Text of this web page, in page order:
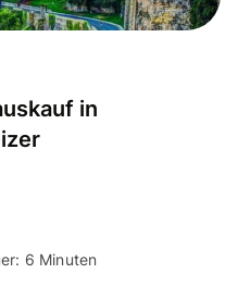
in
6 Minuten